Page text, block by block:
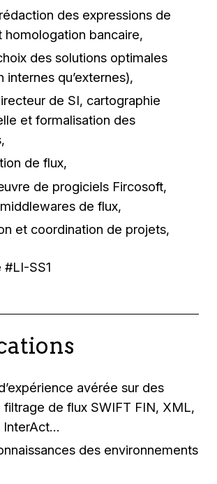
des expressions de
homologation bancaire,
des solutions optimales
internes qu’externes),
de SI, cartographie
et formalisation des
de flux,
de progiciels Fircosoft,
de flux,
et coordination de projets,
#LI-SS1
avérée sur des
de flux SWIFT FIN, XML,
InterAct…
des environnements